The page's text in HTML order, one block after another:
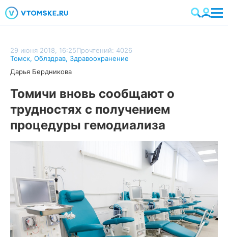
29 июня 2018, 16:25Прочтений: 4026
Томск, Облздрав, Здравоохранение
Дарья Бердникова
Томичи вновь сообщают о
трудностях с получением
процедуры гемодиализа